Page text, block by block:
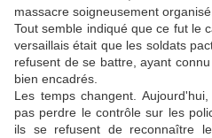
massacre soigneusement organisé.
Tout semble indiqué que ce fut le
versaillais était que les soldats
refusent de se battre, ayant
bien encadrés.
Les temps changent.
pas perdre le contrôle sur les
ils se refusent de reconnaître